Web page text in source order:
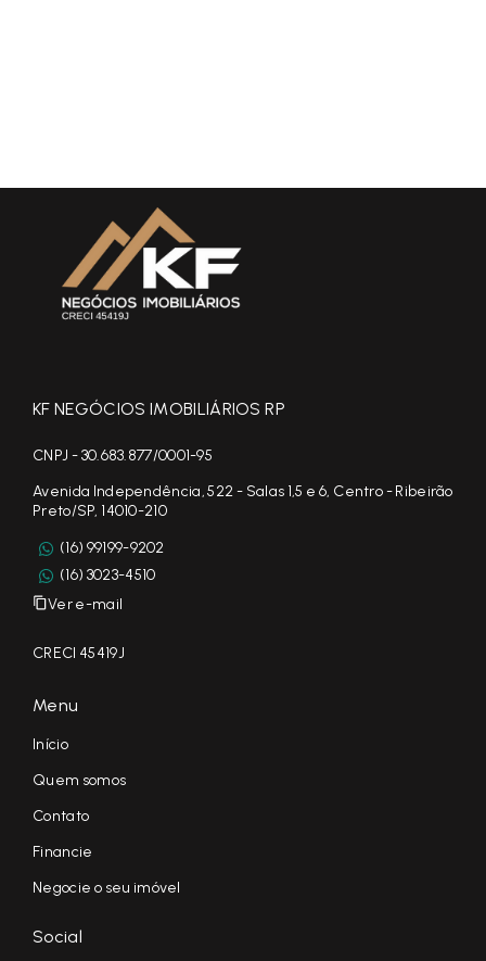
KF NEGÓCIOS IMOBILIÁRIOS RP
CNPJ - 30.683.877/0001-95
Avenida Independência, 522 - Salas 1,5 e 6, Centro - Ribeirão
Preto/SP, 14010-210
(16) 99199-9202
(16) 3023-4510
Ver e-mail
CRECI 45419J
Menu
Início
Quem somos
Contato
Financie
Negocie o seu imóvel
Social